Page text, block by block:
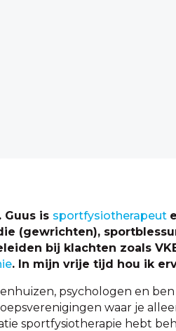
Guus is sportfysiotherapeut
(gewrichten),
bij klachten zoals
. In mijn vrije tijd hou ik
psychologen en
waar je
sportfysiotherapie hebt